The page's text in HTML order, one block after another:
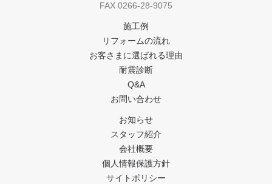
FAX 0266-28-9075
施工例
リフォームの流れ
お客さまに選ばれる理由
耐震診断
Q&A
お問い合わせ
お知らせ
スタッフ紹介
会社概要
個人情報保護方針
サイトポリシー